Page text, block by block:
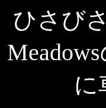
ひさび
に